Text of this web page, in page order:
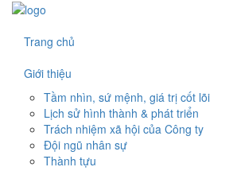
Trang chủ
Giới thiệu
Tầm nhìn, sứ mệnh, giá trị cốt lõi
Lịch sử hình thành & phát triển
Trách nhiệm xã hội của Công ty
Đội ngũ nhân sự
Thành tựu